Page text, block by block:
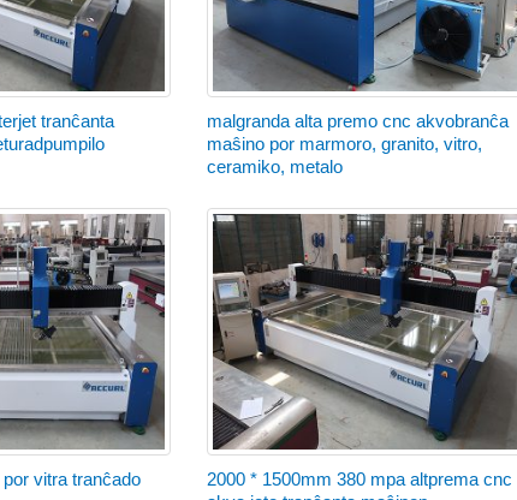
tranĉanta
malgranda alta premo cnc akvobranĉa
maŝino por marmoro, granito, vitro,
ceramiko, metalo
vitra tranĉado
2000 * 1500mm 380 mpa altprema cnc